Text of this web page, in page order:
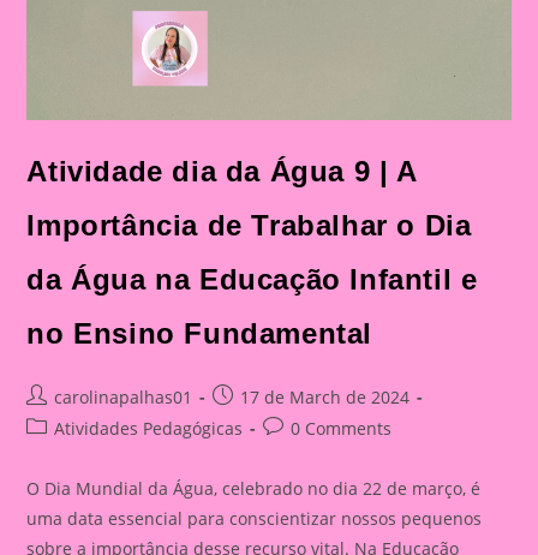
Atividade dia da Água 9 | A
Importância de Trabalhar o Dia
da Água na Educação Infantil e
no Ensino Fundamental
Post
author:
carolinapalhas01
Post
published:
17 de March de 2024
PostAtividades Pedagógicas
Post0 Comments
O Dia Mundial da Água, celebrado no dia 22 de março, é
uma data essencial para conscientizar nossos pequenos
sobre a importância desse recurso vital. Na Educação